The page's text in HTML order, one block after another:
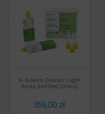
A-Silikon Classic Light
Body 2x50ml (Orbis)
Cena
159,00 zł